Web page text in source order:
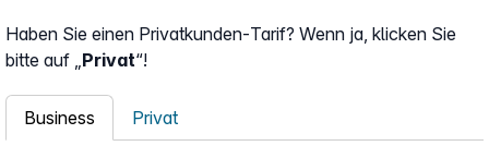
Haben Sie einen Privatkunden-Tarif? Wenn ja, klicken Sie
bitte auf „Privat“!
Business Privat